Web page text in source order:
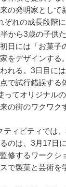
の発明家として
ぞれの成長段階
から3歳の子供
日には「お菓子
をデザインす
れる。3日目に
で試行錯誤する
てオリジナル
の街のワクワ
ィビティでは
のは、3月17日
修するワークシ
で製菓と芸術を